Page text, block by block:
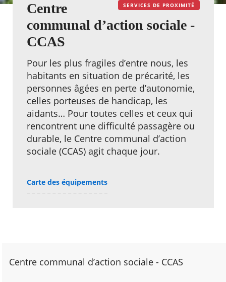
SERVICES DE PROXIMITÉ
Centre
communal d’action sociale -
CCAS
Pour les plus fragiles d’entre nous, les
habitants en situation de précarité, les
personnes âgées en perte d’autonomie,
celles porteuses de handicap, les
aidants… Pour toutes celles et ceux qui
rencontrent une difficulté passagère ou
durable, le Centre communal d’action
sociale (CCAS) agit chaque jour.
Carte des équipements
Centre communal d’action sociale - CCAS